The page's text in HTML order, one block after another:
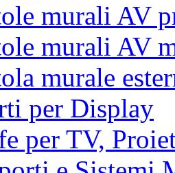
murali AV
murali AV
murale
per Display
per TV,